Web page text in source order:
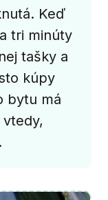
Keď
tri minúty
tašky a
kúpy
bytu má